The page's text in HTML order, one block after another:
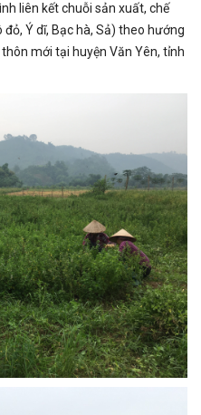
liên kết chuỗi sản xuất, chế
Ý dĩ, Bạc hà, Sả) theo hướng
mới tại huyện Văn Yên, tỉnh